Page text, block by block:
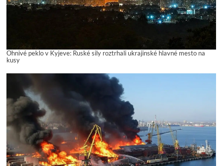
Ohnivé peklo v Kyjeve: Ruské sily roztrhali ukrajinské hlavné mesto na
kusy